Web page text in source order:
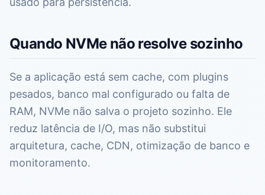
Quando NVMe não resolve sozinho
Se a aplicação está sem cache, com plugins
pesados, banco mal configurado ou falta de
RAM, NVMe não salva o projeto sozinho. Ele
reduz latência de I/O, mas não substitui
arquitetura, cache, CDN, otimização de banco e
monitoramento.